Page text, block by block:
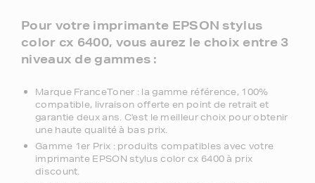
Pour votre imprimante EPSON stylus
color cx 6400, vous aurez le choix entre 3
niveaux de gammes :
Marque FranceToner : la gamme référence, 100%
compatible, livraison offerte en point de retrait et
garantie deux ans. C'est le meilleur choix pour obtenir
une haute qualité à bas prix.
Gamme 1er Prix : produits compatibles avec votre
imprimante EPSON stylus color cx 6400 à prix
discount.